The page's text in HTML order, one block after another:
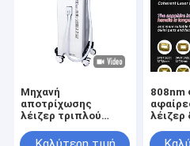
Μηχανή
αποτρίχωσης
λέιζερ τριπλού
808nm
λέιζερ